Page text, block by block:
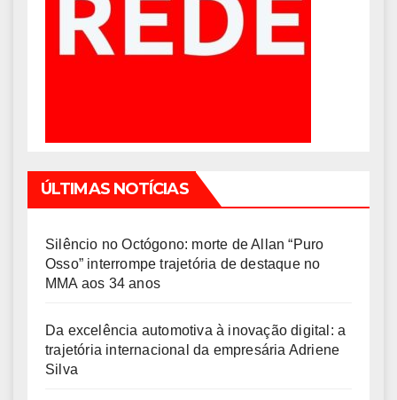
ÚLTIMAS NOTÍCIAS
Silêncio no Octógono: morte de Allan “Puro
Osso” interrompe trajetória de destaque no
MMA aos 34 anos
Da excelência automotiva à inovação digital: a
trajetória internacional da empresária Adriene
Silva